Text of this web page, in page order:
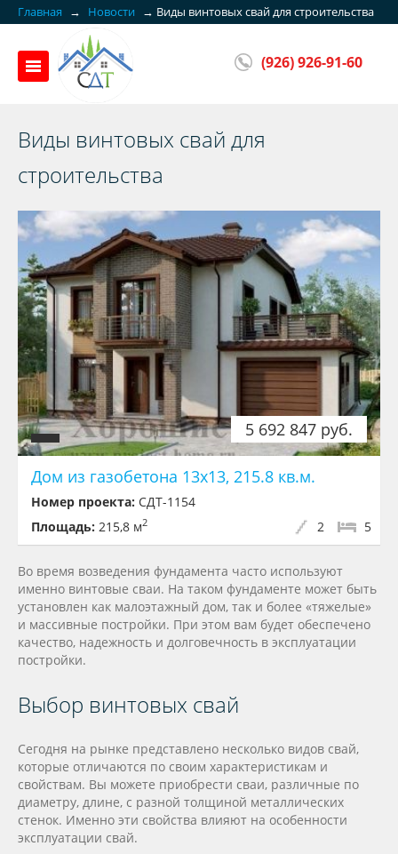
Главная → Новости → Виды винтовых свай для строительства
(926) 926-91-60
Виды винтовых свай для
строительства
5 692 847 руб.
Дом из газобетона 13x13, 215.8 кв.м.
Номер проекта: СДТ-1154
Площадь: 215,8 м2 5
2
Во время возведения фундамента часто используют
именно винтовые сваи. На таком фундаменте может быть
установлен как малоэтажный дом, так и более «тяжелые»
и массивные постройки. При этом вам будет обеспечено
качество, надежность и долговечность в эксплуатации
постройки.
Выбор винтовых свай
Сегодня на рынке представлено несколько видов свай,
которые отличаются по своим характеристикам и
свойствам. Вы можете приобрести сваи, различные по
диаметру, длине, с разной толщиной металлических
стенок. Именно эти свойства влияют на особенности
эксплуатации свай.